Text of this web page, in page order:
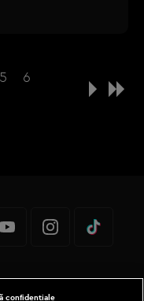
5
6
confidențiale